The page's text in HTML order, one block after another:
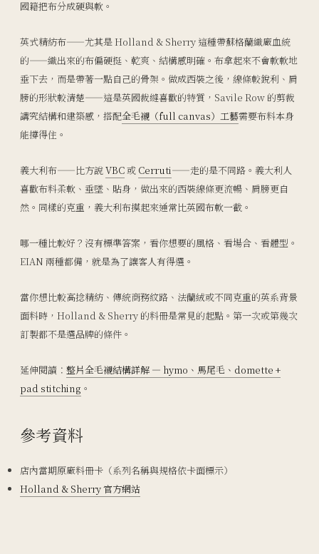
國籍把布分成硬與軟。
英式精紡布——尤其是 Holland & Sherry 這種帶蘇格蘭織廠血統
的——織出來的布偏硬挺、乾爽、結構感明確。布拿起來不會軟軟地
垂下去，而是帶著一點自己的骨架。做成西裝之後，線條較銳利、肩
膀的形狀較清楚——這是英國裁縫喜歡的特質，Savile Row 的剪裁
講究結構和建築感，搭配全毛襯（full canvas）工藝需要布料本身
能撐得住。
義大利布——比方說VBC或 Cerruti——走的是不同路。義大利人
喜歡布料柔軟、垂墜、貼身，做出來的西裝線條更流暢、肩膀更自
然。同樣的克重，義大利布摸起來通常比英國布軟一截。
哪一種比較好？沒有標準答案，看你想要的風格、看場合、看體型。
EIAN 兩種都備，就是為了讓客人有得選。
當你想比較高捻精紡、傳統商務紋路、法蘭絨或不同克重的英系背景
面料時，Holland & Sherry 的料冊是常見的起點。第一次或第幾次
訂製都不是選品牌的條件。
延伸閱讀： 整片全毛襯結構詳解 — hymo、馬尾毛、domette +
pad stitching 。
參考資料
店內當期原廠料冊卡（系列名稱與規格依卡面標示）
Holland & Sherry 官方網站